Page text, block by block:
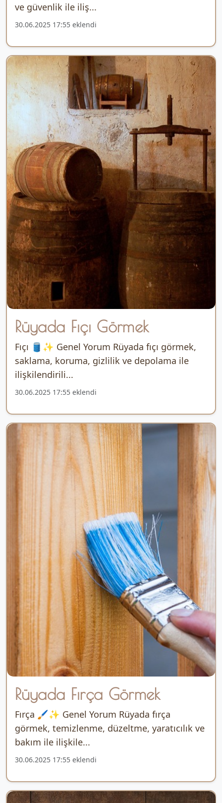
ve güvenlik ile iliş...
30.06.2025 17:55 eklendi
Rüyada Fıçı Görmek
Fıçı 🛢️✨ Genel Yorum Rüyada fıçı görmek,
saklama, koruma, gizlilik ve depolama ile
ilişkilendirili...
30.06.2025 17:55 eklendi
Rüyada Fırça Görmek
Fırça 🖌️✨ Genel Yorum Rüyada fırça
görmek, temizlenme, düzeltme, yaratıcılık ve
bakım ile ilişkile...
30.06.2025 17:55 eklendi